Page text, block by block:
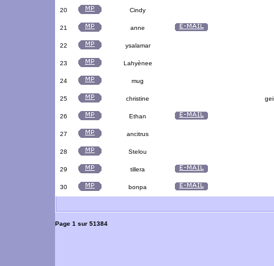
20 Cindy
21 anne
22 ysalamar
23 Lahyènee
24 mug
25 christine
26 Ethan
27 ancitrus
28 Stelou
29 tillera
30 bonpa
Page 1 sur 51384